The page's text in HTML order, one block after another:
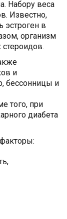
Набору веса
Известно,
эстроген в
организм
и
бессонницы и
того, при
диабета